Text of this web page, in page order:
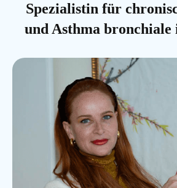
Spezialistin für
und Asthma bronchiale